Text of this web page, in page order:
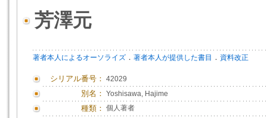
芳澤元
著者本人によるオーソライズ ． 著者本人が提供した書目 ． 資料改正
シリアル番号： 42029
別名： Yoshisawa, Hajime
種類： 個人著者